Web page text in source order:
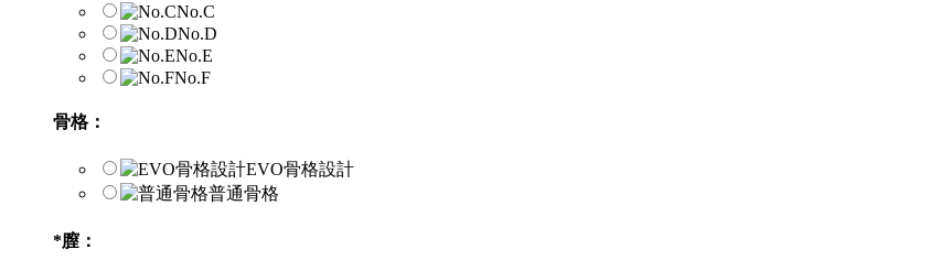
No.C
No.D
No.E
No.F
骨格：
EVO骨格設計
普通骨格
*膣：